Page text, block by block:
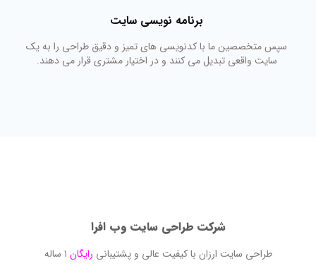
برنامه نویسی سایت
سپس متخصصین ما با کدنویسی های تمیز و دقیق طراحی را به یک
سایت واقعی تبدیل می کنند و در اختیار مشتری قرار می دهند.
شرکت طراحی سایت وب افرا
طراحی سایت ارزان با کیفیت عالی و پشتیبانی رایگان